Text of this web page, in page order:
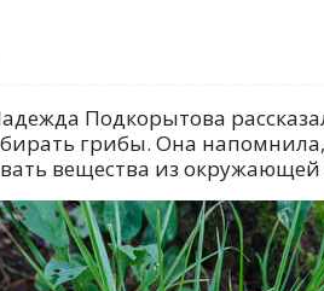
Подкорытова
грибы. Она
вещества из окружающей